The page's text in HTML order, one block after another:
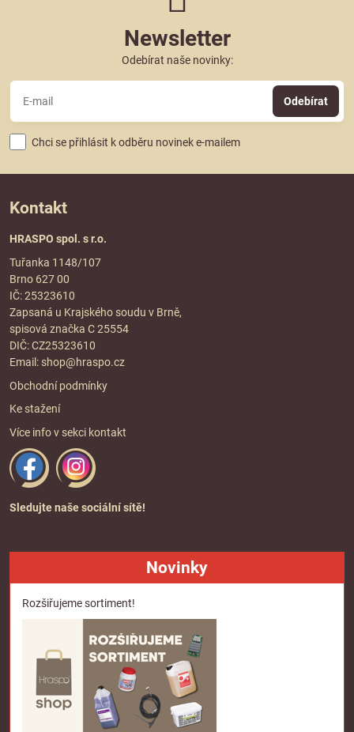
Newsletter
Odebírat naše novinky:
Odebírat
Chci se přihlásit k odběru novinek e-mailem
Kontakt
HRASPO spol. s r.o.
Tuřanka 1148/107
Brno 627 00
IČ: 25323610
Zapsaná u Krajského soudu v Brně,
spisová značka C 25554
DIČ: CZ25323610
Email: shop@hraspo.cz
Obchodní podmínky
Ke stažení
Více info v sekci kontakt
Sledujte naše sociální sítě!
Novinky
Rozšiřujeme sortiment!